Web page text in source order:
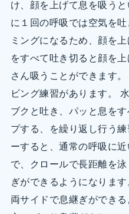
け、顔を上げて息を吸う
に１回の呼吸では空気を
ミングになるため、顔を
をすべて吐き切ると顔を
さん吸うことができます
ビング練習があります。
ブクと吐き、パッと息を
プする、を繰り返し行う
ーすると、通常の呼吸に
で、クロールで長距離を
ぎができるようになりま
両サイドで息継ぎができ